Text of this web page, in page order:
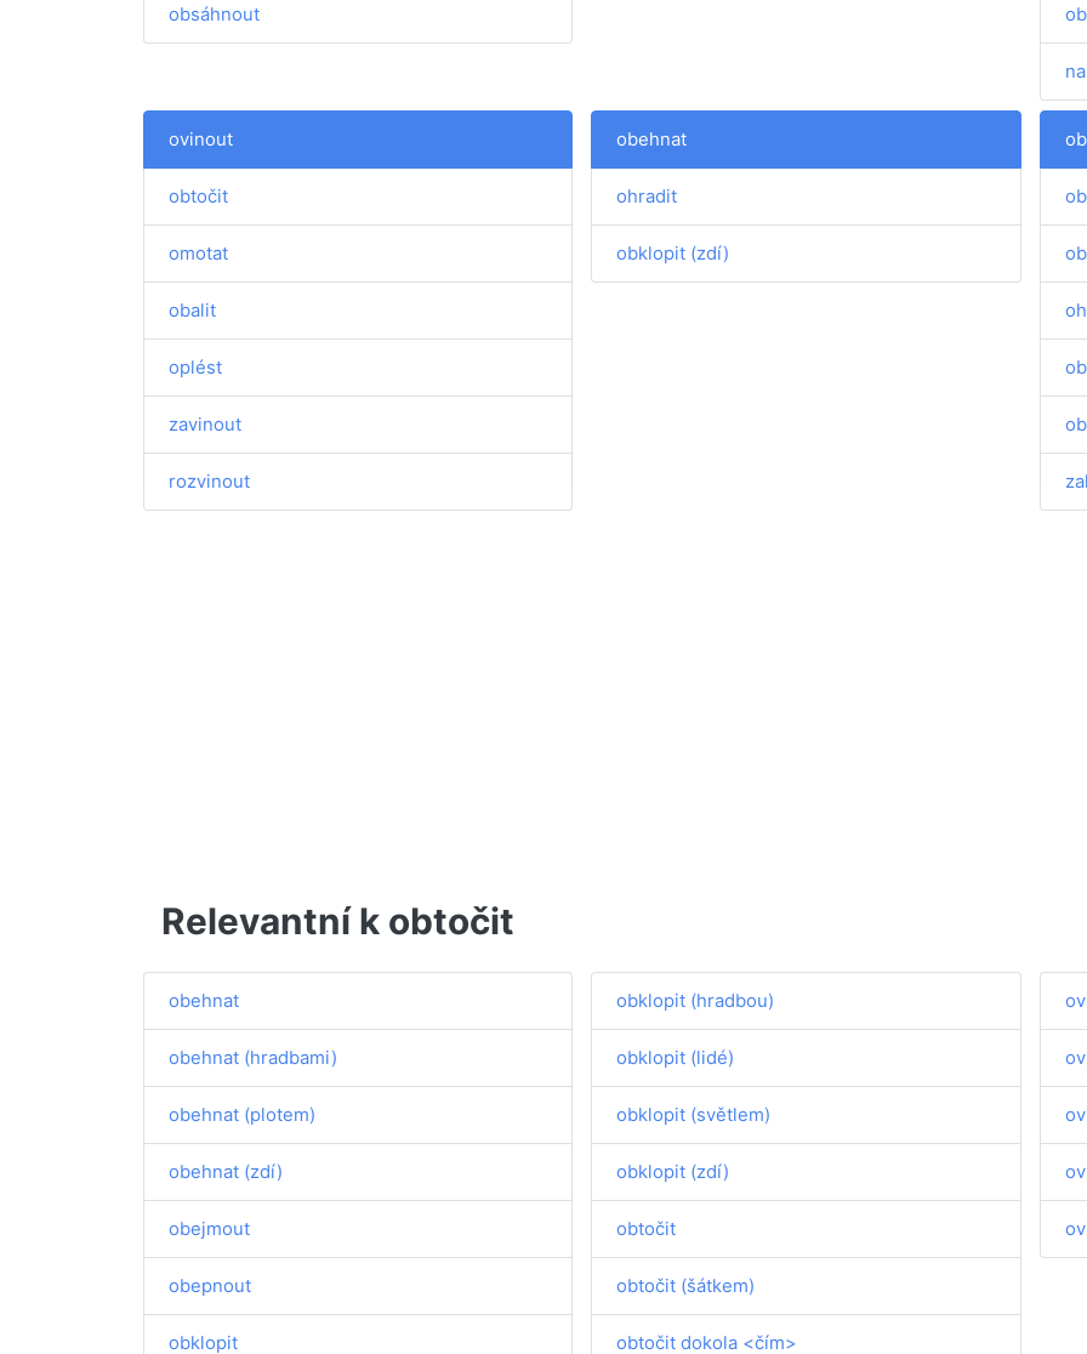
obsáhnout
ovinout
obtočit
omotat
obalit
oplést
zavinout
rozvinout
obehnat
ohradit
obklopit (zdí)
Relevantní k obtočit
obehnat
obehnat (hradbami)
obehnat (plotem)
obehnat (zdí)
obejmout
obepnout
obklopit
obklopit (hradbou)
obklopit (lidé)
obklopit (světlem)
obklopit (zdí)
obtočit
obtočit (šátkem)
obtočit dokola <čím>